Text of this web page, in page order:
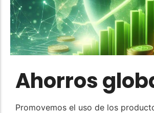
Ahorros
Promovemos el uso de los